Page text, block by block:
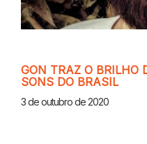
GON TRAZ O BRILHO
SONS DO BRASIL
3 de outubro de 2020